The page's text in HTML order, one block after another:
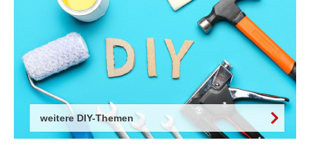
weitere DIY-Themen